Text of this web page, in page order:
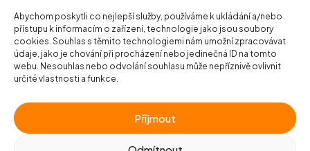
Abychom poskytli co nejlepší služby, používáme k ukládání a/nebo
přístupu k informacím o zařízení, technologie jako jsou soubory
cookies. Souhlas s těmito technologiemi nám umožní zpracovávat
údaje, jako je chování při procházení nebo jedinečná ID na tomto
webu. Nesouhlas nebo odvolání souhlasu může nepříznivě ovlivnit
určité vlastnosti a funkce.
Příjmout
© 2026 Vyklizeni.cz (mapa stránek)
Chráněno služboureCAPTCHA